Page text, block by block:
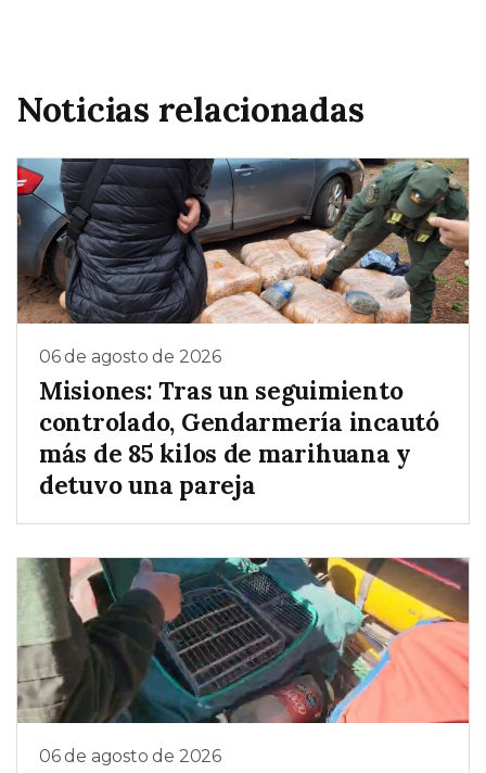
Noticias relacionadas
06 de agosto de 2026
Misiones: Tras un seguimiento
controlado, Gendarmería incautó
más de 85 kilos de marihuana y
detuvo una pareja
06 de agosto de 2026